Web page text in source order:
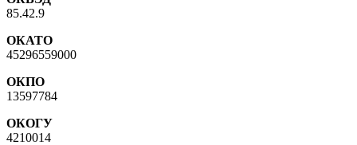
85.42.9
ОКАТО
45296559000
ОКПО
13597784
ОКОГУ
4210014